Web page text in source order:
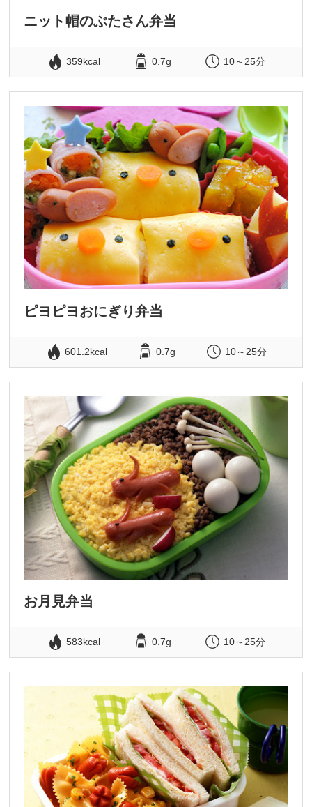
ニット帽のぶたさん弁当
359kcal 0.7g 10～25分
ピヨピヨおにぎり弁当
601.2kcal 0.7g 10～25分
お月見弁当
583kcal 0.7g 10～25分